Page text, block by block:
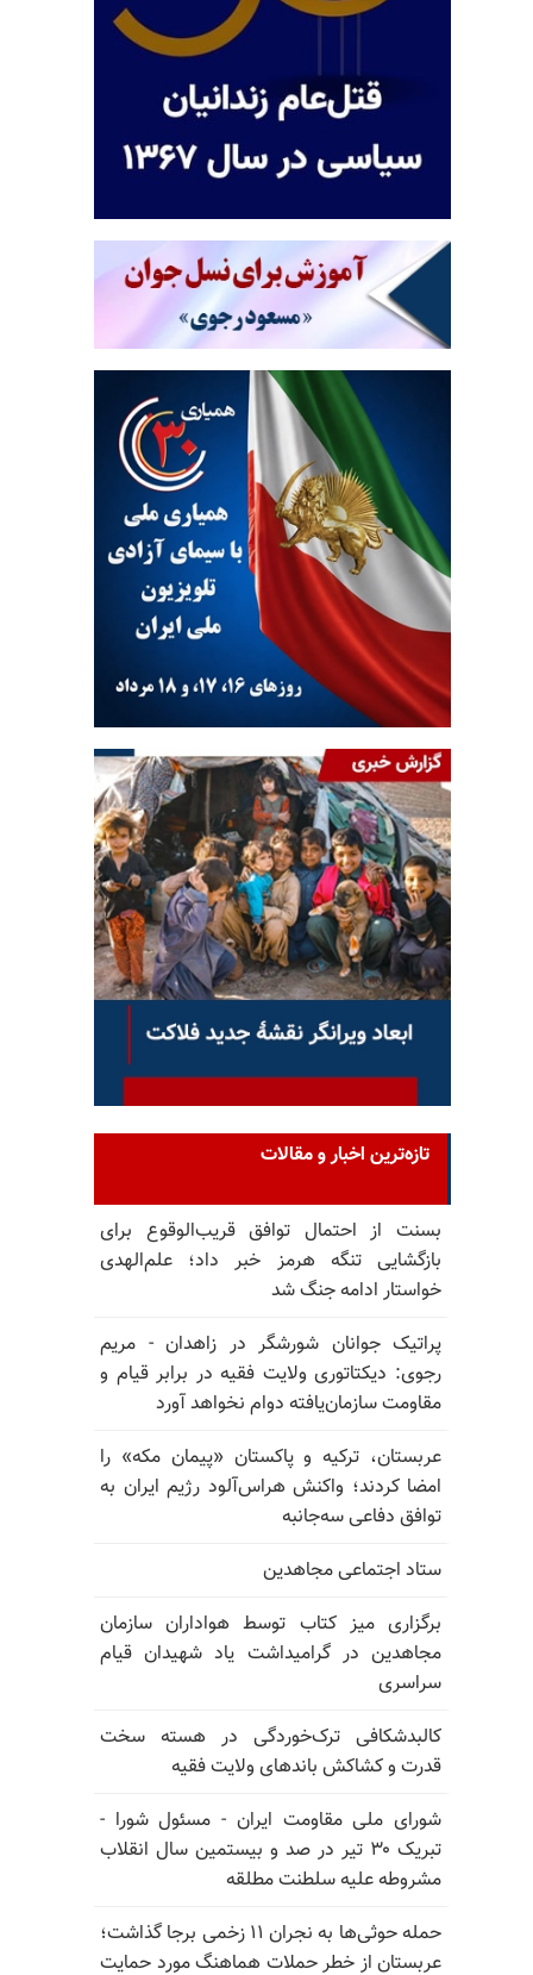
تازه‌ترین اخبار و مقالات
بسنت از احتمال توافق قریب‌الوقوع برای
بازگشایی تنگه هرمز خبر داد؛ علم‌الهدی
خواستار ادامه جنگ شد
پراتیک جوانان شورشگر در زاهدان - مریم
رجوی: دیکتاتوری ولایت فقیه در برابر قیام و
مقاومت سازمان‌یافته دوام نخواهد آورد
عربستان، ترکیه و پاکستان «پیمان مکه» را
امضا کردند؛ واکنش هراس‌آلود رژیم ایران به
توافق دفاعی سه‌جانبه
ستاد اجتماعی مجاهدین
برگزاری میز کتاب توسط هواداران سازمان
مجاهدین در گرامیداشت یاد شهیدان قیام
سراسری
کالبدشکافی ترک‌خوردگی در هسته سخت
قدرت و کشاکش باندهای ولایت فقیه
شورای ملی مقاومت ایران - مسئول شورا -
تبریک ۳۰ تیر در صد و بیستمین سال انقلاب
مشروطه علیه سلطنت مطلقه
حمله حوثی‌ها به نجران ۱۱ زخمی برجا گذاشت؛
عربستان از خطر حملات هماهنگ مورد حمایت